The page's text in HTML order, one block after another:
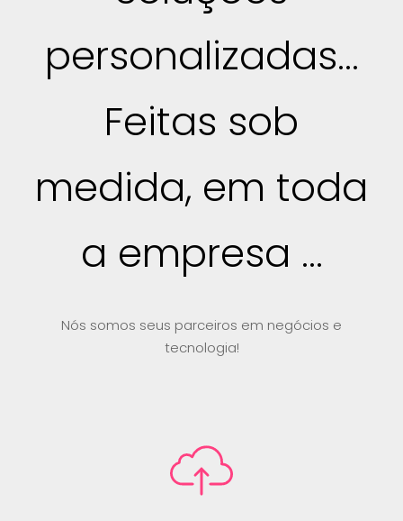
personalizadas...
Feitas sob
medida, em toda
a empresa ...
Nós somos seus parceiros em negócios e
tecnologia!